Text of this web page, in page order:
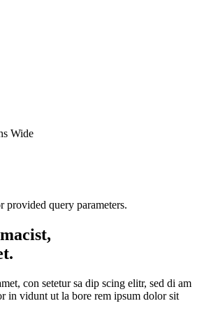
Wide
provided query parameters.
con setetur sa dip scing elitr, sed di am
in vidunt ut la bore rem ipsum dolor sit